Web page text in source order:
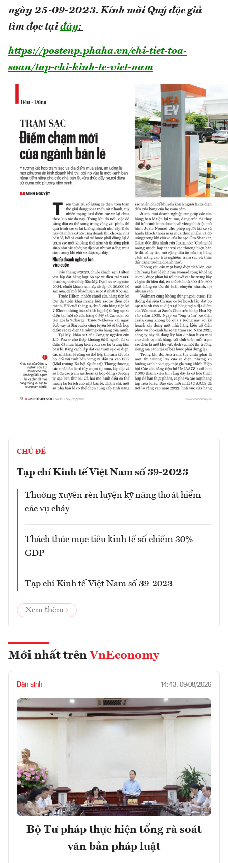
ngày 25-09-2023.Kính mời Quý độc giả
tìm đọc tạiđây:
https://postenp.phaha.vn/chi-tiet-toa-
soan/tap-chi-kinh-te-viet-nam
CHỦ ĐỀ
Tạp chí Kinh tế Việt Nam số 39-2023
Thường xuyên rèn luyện kỹ năng thoát hiểm
các vụ cháy
Thách thức mục tiêu kinh tế số chiếm 30%
GDP
Tạp chí Kinh tế Việt Nam số 39-2023
Xem thêm
Mới nhất trên VnEconomy
Dân sinh 14:43, 09/08/2026
Bộ Tư pháp thực hiện tổng rà soát
văn bản pháp luật